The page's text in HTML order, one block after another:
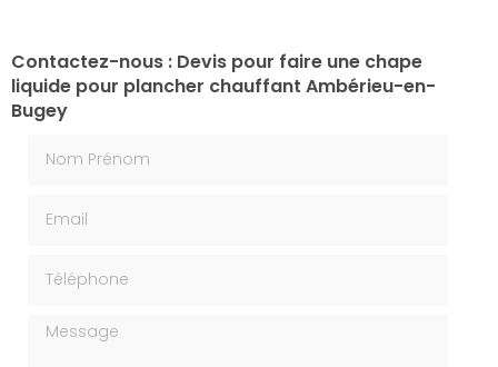
Contactez-nous : Devis pour faire une chape
liquide pour plancher chauffant Ambérieu-en-
Bugey
Message